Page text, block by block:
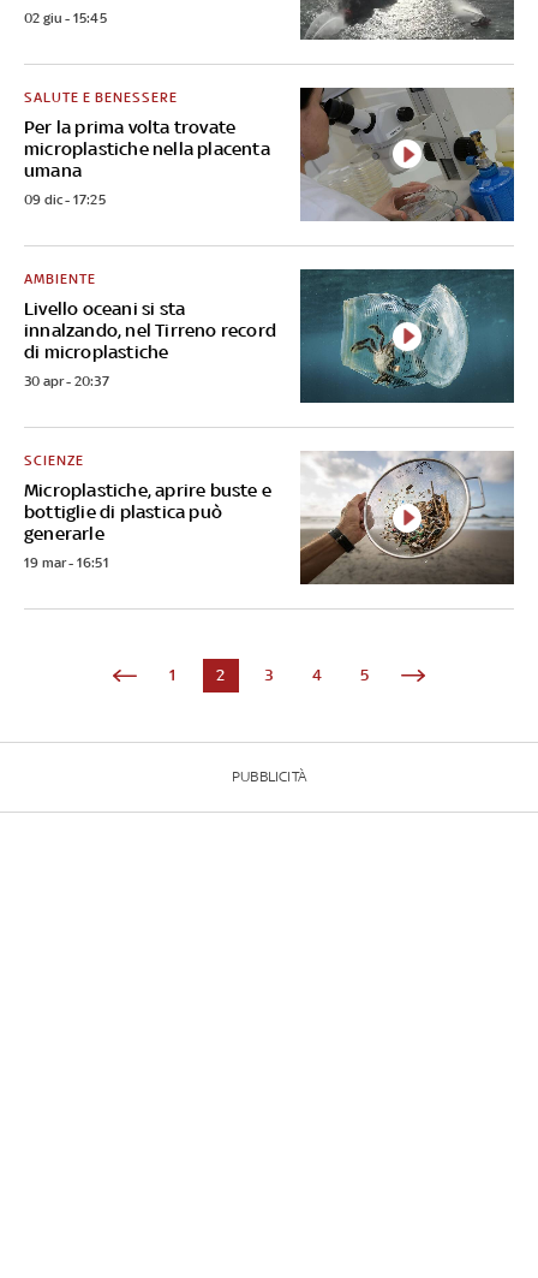
02 giu - 15:45
Per la prima volta trovate
microplastiche nella placenta
umana
SALUTE E BENESSERE
09 dic - 17:25
Livello oceani si sta
innalzando, nel Tirreno record
di microplastiche
AMBIENTE
30 apr - 20:37
Microplastiche, aprire buste e
bottiglie di plastica può
generarle
SCIENZE
19 mar - 16:51
1 2 3 4 5
PUBBLICITÀ